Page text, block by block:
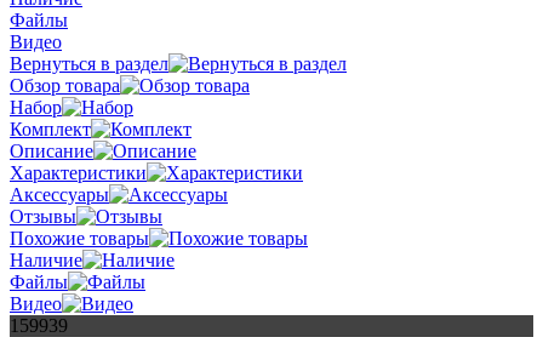
Файлы
Видео
Вернуться в раздел
Обзор товара
Набор
Комплект
Описание
Характеристики
Аксессуары
Отзывы
Похожие товары
Наличие
Файлы
Видео
159939